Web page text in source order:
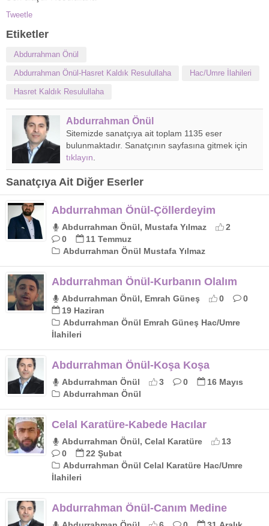
Tweetle
Etiketler
Abdurrahman Önül
Abdurrahman Önül-Hasret Kaldık Resulullaha Hac/Umre İlahileri
Hasret Kaldık Resulullaha
Abdurrahman Önül
Sitemizde sanatçıya ait toplam 1135 eser
bulunmaktadır. Sanatçının sayfasına gitmek için
tıklayın
Sanatçıya Ait Diğer Eserler
Abdurrahman Önül-Çöllerdeyim
Abdurrahman Önül, Mustafa Yılmaz
2
0
11 Temmuz
Abdurrahman Önül Mustafa Yılmaz
Abdurrahman Önül-Kurbanın Olalım
Abdurrahman Önül, Emrah Güneş 0
0
19 Haziran
Abdurrahman Önül Emrah Güneş Hac/Umre
İlahileri
Abdurrahman Önül-Koşa Koşa
Abdurrahman Önül 3 0
16 Mayıs
Abdurrahman Önül
Celal Karatüre-Kabede Hacılar
Abdurrahman Önül, Celal Karatüre
13
0
22 Şubat
Abdurrahman Önül Celal Karatüre Hac/Umre
İlahileri
Abdurrahman Önül-Canım Medine